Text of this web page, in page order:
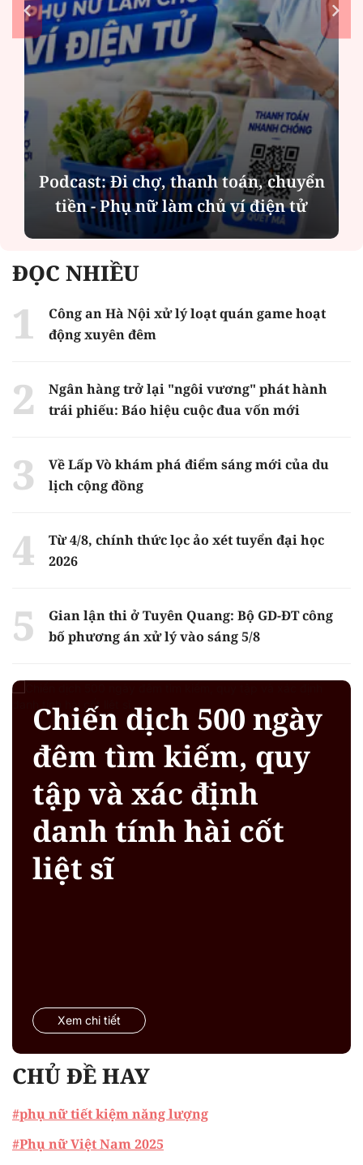
BVBank: Lợi nhuận bứt tốc, còn đó
"dấu hỏi" về chất lượng
ĐỌC NHIỀU
Công an Hà Nội xử lý loạt quán game hoạt
động xuyên đêm
Ngân hàng trở lại "ngôi vương" phát hành
trái phiếu: Báo hiệu cuộc đua vốn mới
Về Lấp Vò khám phá điểm sáng mới của du
lịch cộng đồng
Từ 4/8, chính thức lọc ảo xét tuyển đại học
2026
Gian lận thi ở Tuyên Quang: Bộ GD-ĐT công
bố phương án xử lý vào sáng 5/8
Chiến dịch 500 ngày
đêm tìm kiếm, quy
tập và xác định
danh tính hài cốt
liệt sĩ
Xem chi tiết
CHỦ ĐỀ HAY
#phụ nữ tiết kiệm năng lượng
#Phụ nữ Việt Nam 2025